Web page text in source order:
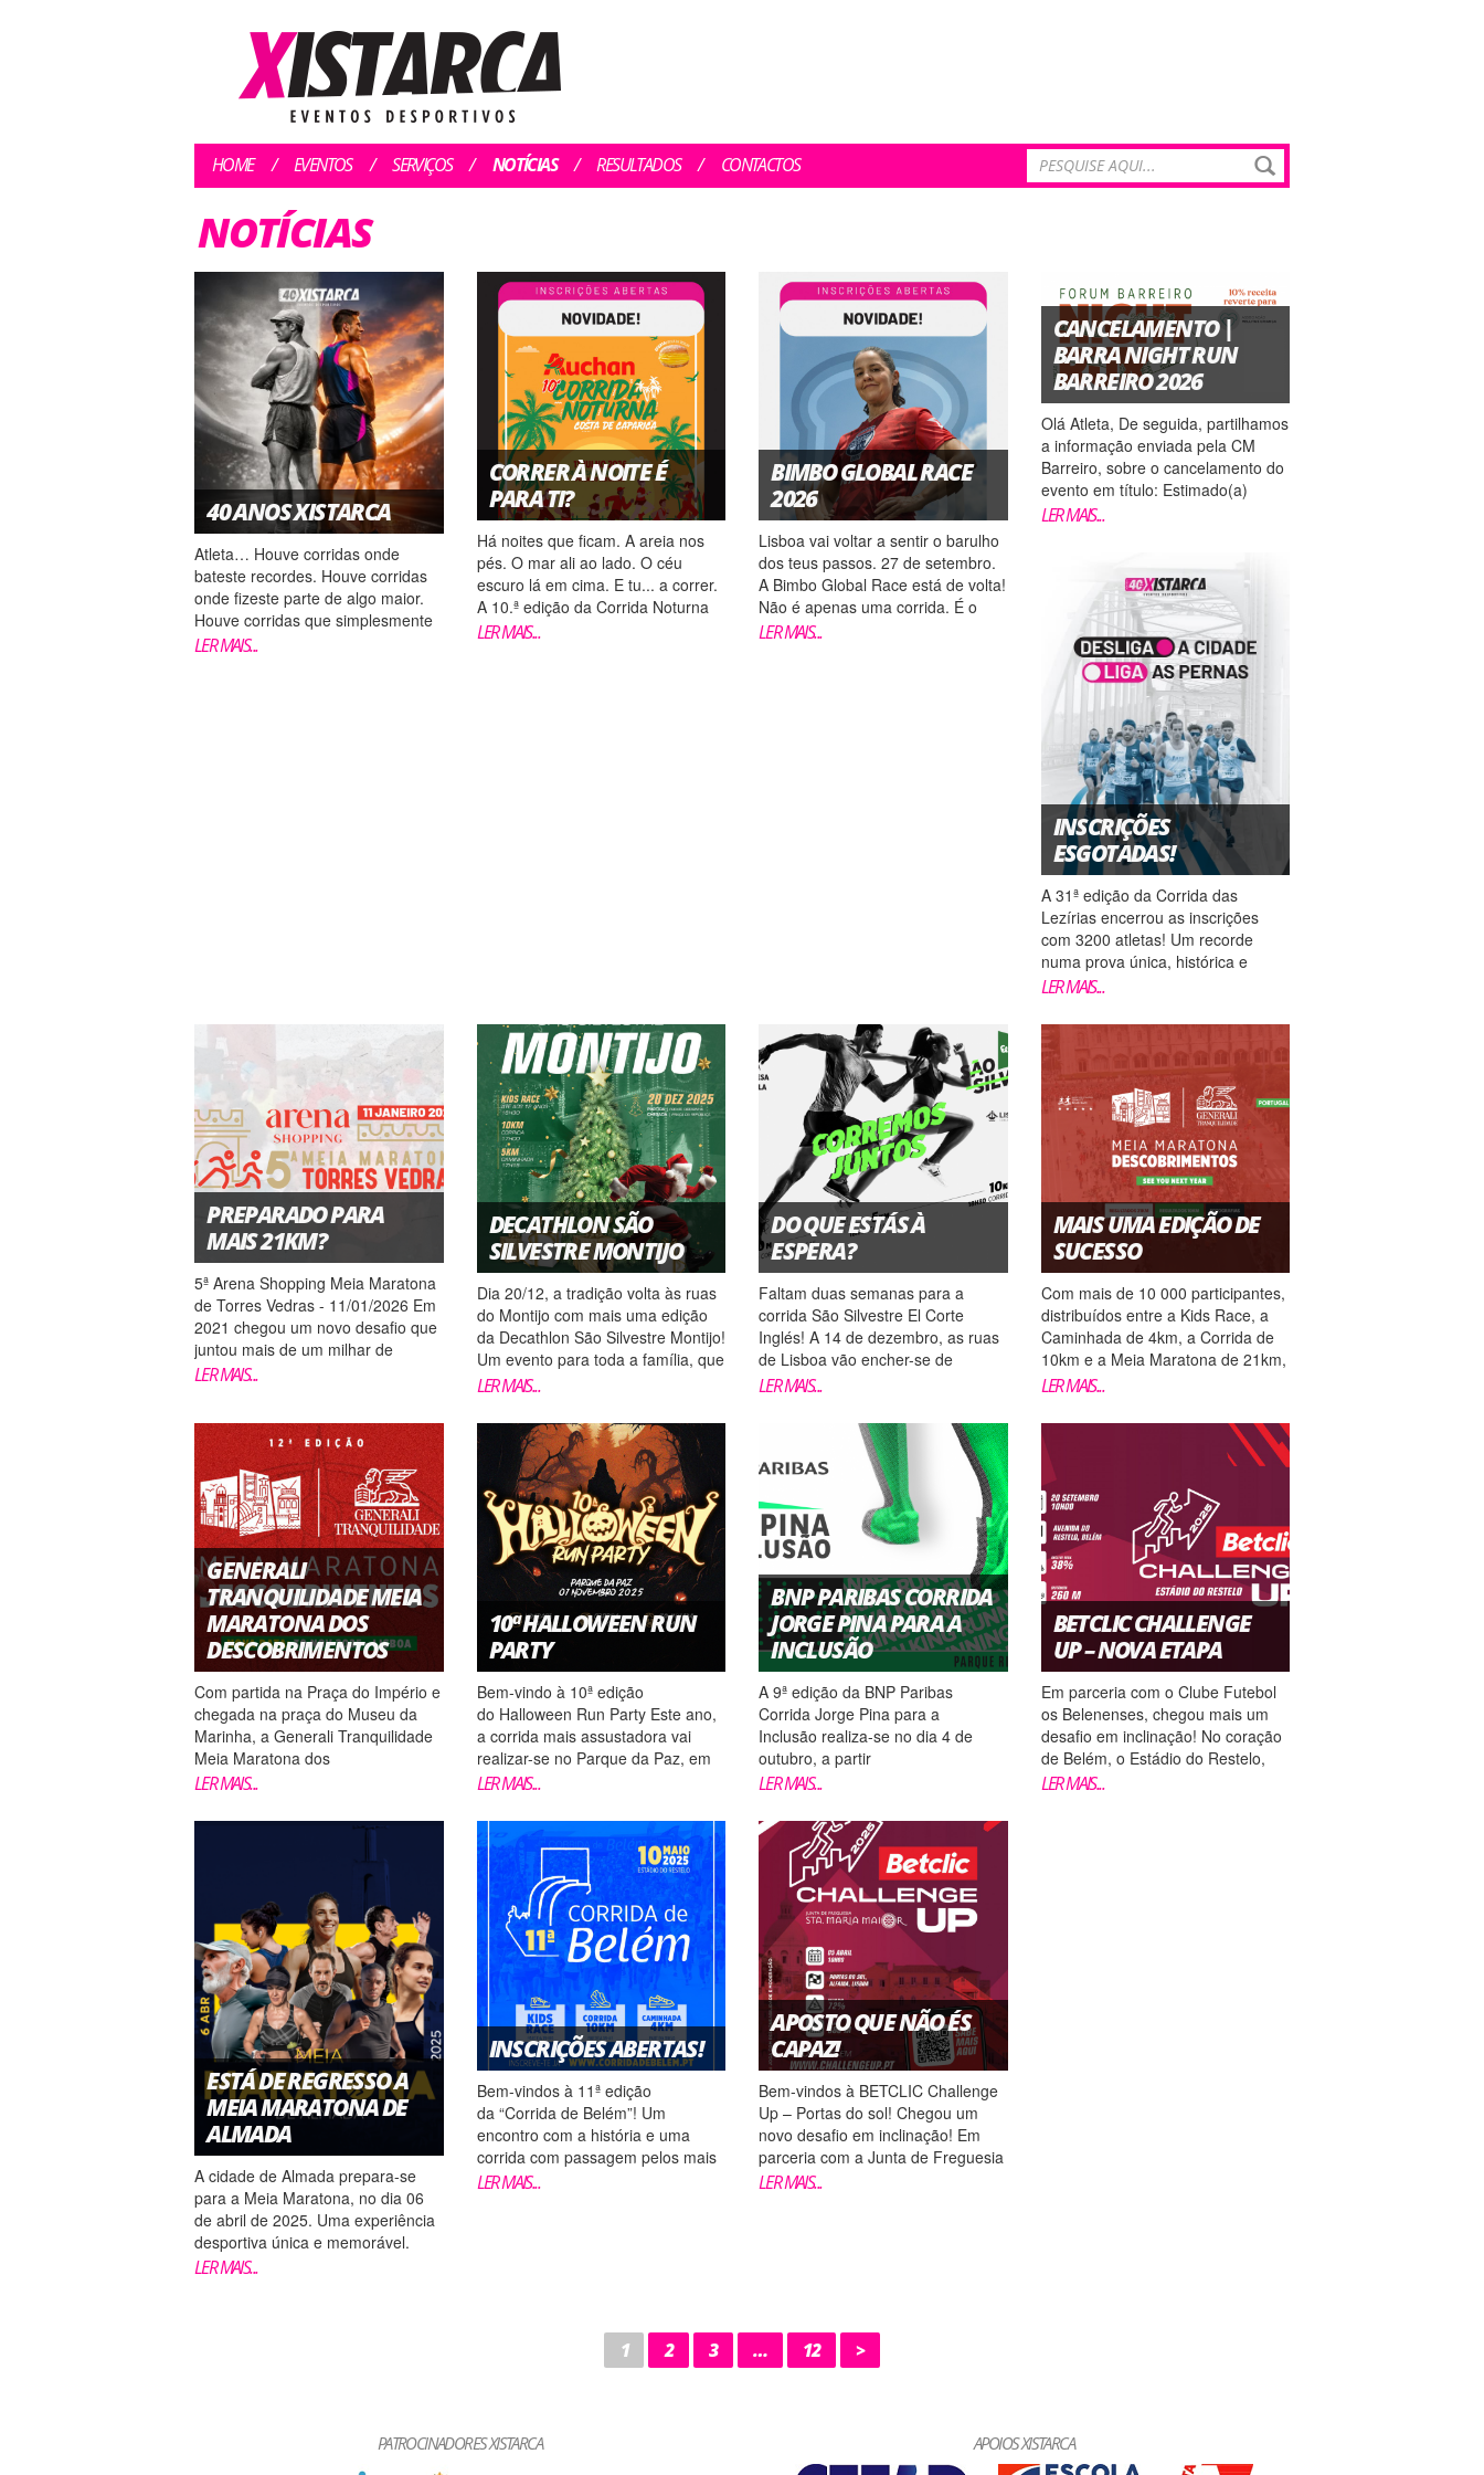
HOME EVENTOS SERVIÇOS NOTÍCIAS RESULTADOS CONTACTOS
NOTÍCIAS
40 ANOS XISTARCA
Atleta… Houve corridas onde
bateste recordes. Houve corridas
onde fizeste parte de algo maior.
Houve corridas que simplesmente
foste correr! 40 anos de histórias.
LER MAIS...
CORRER À NOITE É
PARA TI?
Há noites que ficam. A areia nos
pés. O mar ali ao lado. O céu
escuro lá em cima. E tu... a correr.
A 10.ª edição da Corrida Noturna
Costa de Caparica está aí. 11 de
LER MAIS...
BIMBO GLOBAL RACE
2026
Lisboa vai voltar a sentir o barulho
dos teus passos. 27 de setembro.
A Bimbo Global Race está de volta!
Não é apenas uma corrida. É o
momento em que decides que és
LER MAIS...
CANCELAMENTO |
BARRA NIGHT RUN
BARREIRO 2026
Olá Atleta, De seguida, partilhamos
a informação enviada pela CM
Barreiro, sobre o cancelamento do
evento em título: Estimado(a)
Atleta, Esperamos que tudo esteja
Barreiro 2026” prevista para dia 23
de maio...
LER MAIS...
INSCRIÇÕES
ESGOTADAS!
A 31ª edição da Corrida das
Lezírias encerrou as inscrições
com 3200 atletas! Um recorde
numa prova única, histórica e
memorável para quem nela
corrida, a CM-Vila Franca de Xira
lança-te também um desafio
solidário: A população do concelho
vizinho...
LER MAIS...
PREPARADO PARA
MAIS 21KM?
5ª Arena Shopping Meia Maratona
de Torres Vedras - 11/01/2026 Em
2021 chegou um novo desafio que
juntou mais de um milhar de
atletas! Em 2025, o mote está
dos 21km, juntamente com os
atletas de 10km e a família na
caminhada de 5km. Tor...
LER MAIS...
DECATHLON SÃO
SILVESTRE MONTIJO
Dia 20/12, a tradição volta às ruas
do Montijo com mais uma edição
da Decathlon São Silvestre Montijo!
Um evento para toda a família, que
combina espírito desportivo,
Natal. Com um percurso renovado
que te permitirá bater recordes,
esta prova passará pel...
LER MAIS...
DO QUE ESTÁS À
ESPERA?
Faltam duas semanas para a
corrida São Silvestre El Corte
Inglés! A 14 de dezembro, as ruas
de Lisboa vão encher-se de
convívio, boa disposição e muita
natalícias, que irão animar a festa
na 4.ª edição da prova. Seja adulto
ou criança, não queira ficar...
LER MAIS...
MAIS UMA EDIÇÃO DE
SUCESSO
Com mais de 10 000 participantes,
distribuídos entre a Kids Race, a
Caminhada de 4km, a Corrida de
10km e a Meia Maratona de 21km,
Belém voltou a ser palco da 12ª
Descobrimentos! Se queres ver as
tuas fotos clica AQUI. Se queres
ver o teu diploma de participação
clica AQUI....
LER MAIS...
GENERALI
TRANQUILIDADE MEIA
MARATONA DOS
DESCOBRIMENTOS
Com partida na Praça do Império e
chegada na praça do Museu da
Marinha, a Generali Tranquilidade
Meia Maratona dos
Descobrimentos,
Europeia de Atletismo, na
nova data a 30 de novembro de
2025 Correr lado a lado com os
LER MAIS...
10ª HALLOWEEN RUN
PARTY
Bem-vindo à 10ª edição
do Halloween Run Party Este ano,
a corrida mais assustadora vai
realizar-se no Parque da Paz, em
Almada. Um novo recinto, mas a
Corre mais rápido que
os ZOMBIES NA PISTA…NÃO
FIQUES PARA TRÁS! Mascara-te a
rigor, corre o mais rápido...
LER MAIS...
BNP PARIBAS CORRIDA
JORGE PINA PARA A
INCLUSÃO
A 9ª edição da BNP Paribas
Corrida Jorge Pina para a
Inclusão realiza-se no dia 4 de
outubro, a partir
das 17h00, no Parque Ribeirinho
iniciativa conjunta afirma-se como
um momento dedicado à
promoção da inclusão,
da cidadania ativa e do bem-estar
f�...
LER MAIS...
BETCLIC CHALLENGE
UP – NOVA ETAPA
Em parceria com o Clube Futebol
os Belenenses, chegou mais um
desafio em inclinação! No coração
de Belém, o Estádio do Restelo,
convida-te a conquistar a subida
LER MAIS...
ESTÁ DE REGRESSO A
MEIA MARATONA DE
ALMADA
A cidade de Almada prepara-se
para a Meia Maratona, no dia 06
de abril de 2025. Uma experiência
desportiva única e memorável.
Realizada pela Câmara Municipal
LER MAIS...
INSCRIÇÕES ABERTAS!
Bem-vindos à 11ª edição
da “Corrida de Belém”! Um
encontro com a história e uma
corrida com passagem pelos mais
belos monumentos históricos da
LER MAIS...
APOSTO QUE NÃO ÉS
CAPAZ!
Bem-vindos à BETCLIC Challenge
Up – Portas do sol! Chegou um
novo desafio em inclinação! Em
parceria com a Junta de Freguesia
de Santa Maria Marior, este
LER MAIS...
1 2 3 … 12 >
PATROCINADORES XISTARCA APOIOS XISTARCA